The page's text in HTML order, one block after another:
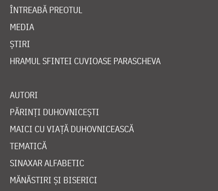
ÎNTREABĂ PREOTUL
MEDIA
ȘTIRI
HRAMUL SFINTEI CUVIOASE PARASCHEVA
AUTORI
PĂRINȚI DUHOVNICEȘTI
MAICI CU VIAȚĂ DUHOVNICEASCĂ
TEMATICĂ
SINAXAR ALFABETIC
MĂNĂSTIRI ȘI BISERICI